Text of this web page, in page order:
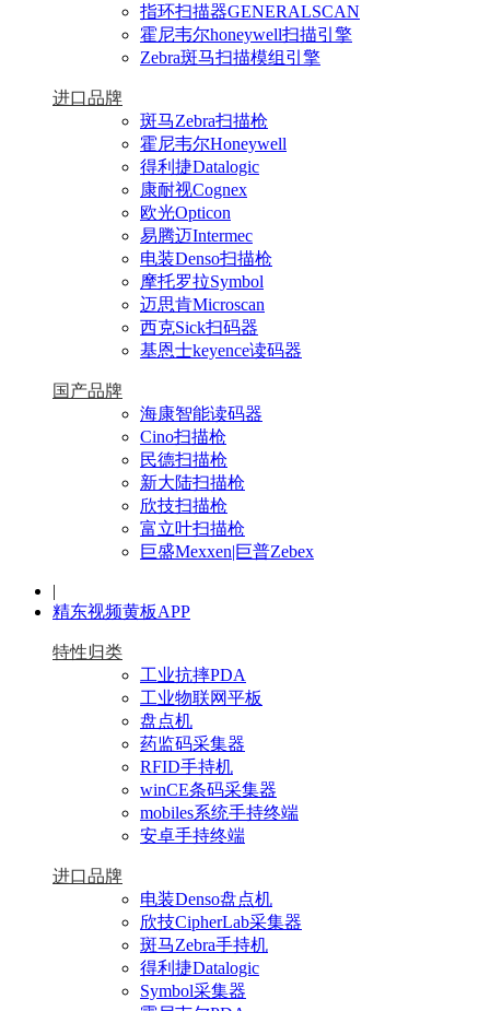
指环扫描器GENERALSCAN
霍尼韦尔honeywell扫描引擎
Zebra斑马扫描模组引擎
进口品牌
斑马Zebra扫描枪
霍尼韦尔Honeywell
得利捷Datalogic
康耐视Cognex
欧光Opticon
易腾迈Intermec
电装Denso扫描枪
摩托罗拉Symbol
迈思肯Microscan
西克Sick扫码器
基恩士keyence读码器
国产品牌
海康智能读码器
Cino扫描枪
民德扫描枪
新大陆扫描枪
欣技扫描枪
富立叶扫描枪
巨盛Mexxen|巨普Zebex
|
精东视频黄板APP
特性归类
工业抗摔PDA
工业物联网平板
盘点机
药监码采集器
RFID手持机
winCE条码采集器
mobiles系统手持终端
安卓手持终端
进口品牌
电装Denso盘点机
欣技CipherLab采集器
斑马Zebra手持机
得利捷Datalogic
Symbol采集器